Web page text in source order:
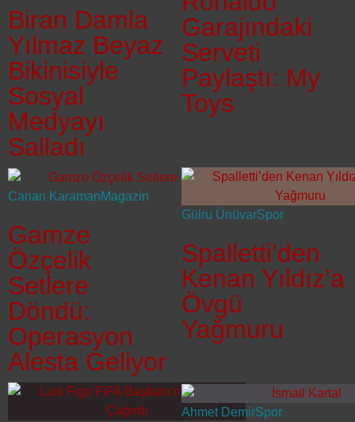
Biran Damla
Yılmaz Beyaz
Bikinisiyle
Sosyal
Medyayı
Salladı
Garajındaki
Serveti
Paylaştı: My
Toys
Canan KaramanMagazin
Gamze
Özçelik
Setlere
Döndü:
Operasyon
Alesta Geliyor
Gülru ÜnüvarSpor
Spalletti’den
Kenan Yıldız’a
Övgü
Yağmuru
Ahmet DemirSpor